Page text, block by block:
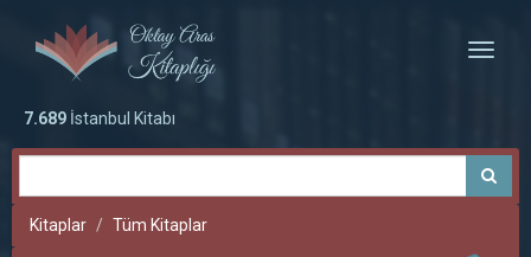
Toggle
7.689 İstanbul Kitabı
Kitaplar Tüm Kitaplar